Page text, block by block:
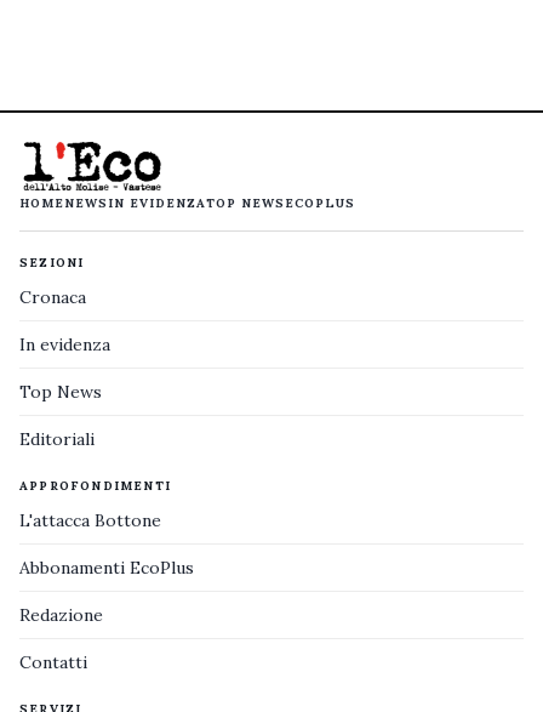
HOMENEWS IN EVIDENZATOP NEWS ECOPLUS
SEZIONI
Cronaca
In evidenza
Top News
Editoriali
APPROFONDIMENTI
L'attacca Bottone
Abbonamenti EcoPlus
Redazione
Contatti
SERVIZI